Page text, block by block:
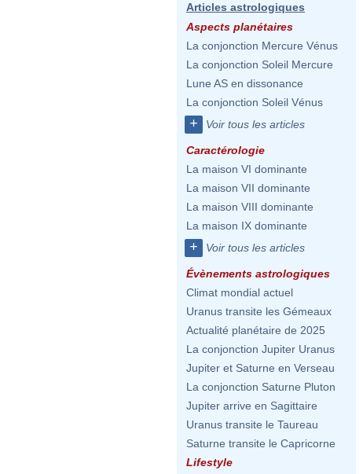
Articles astrologiques
Aspects planétaires
La conjonction Mercure Vénus
La conjonction Soleil Mercure
Lune AS en dissonance
La conjonction Soleil Vénus
+ Voir tous les articles
Caractérologie
La maison VI dominante
La maison VII dominante
La maison VIII dominante
La maison IX dominante
+ Voir tous les articles
Évènements astrologiques
Climat mondial actuel
Uranus transite les Gémeaux
Actualité planétaire de 2025
La conjonction Jupiter Uranus
Jupiter et Saturne en Verseau
La conjonction Saturne Pluton
Jupiter arrive en Sagittaire
Uranus transite le Taureau
Saturne transite le Capricorne
Lifestyle